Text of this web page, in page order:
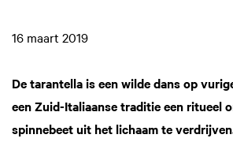
16 maart 2019
De tarantella is een wilde dans op
een Zuid-Italiaanse traditie een ritueel
spinnebeet uit het lichaam te